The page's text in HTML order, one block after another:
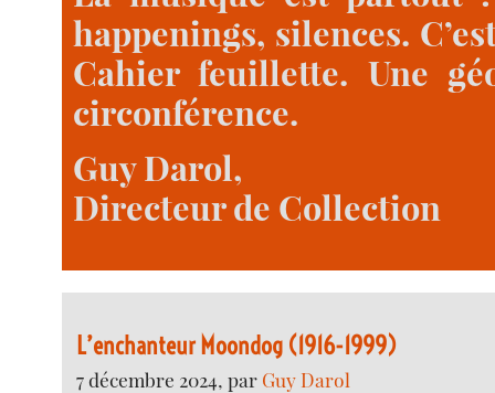
happenings, silences.
Cahier feuillette. Une
circonférence.
Guy Darol,
Directeur de Collection
L’enchanteur Moondog (1916-1999)
7 décembre 2024, par Guy Darol